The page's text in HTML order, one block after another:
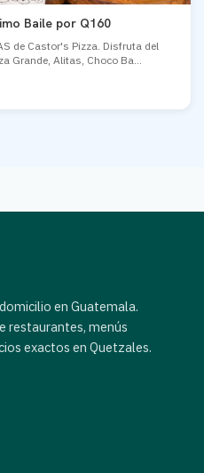
Baile por Q160
de Castor's Pizza. Disfruta del
Grande, Alitas, Choco Ba...
en Guatemala.
restaurantes, menús
exactos en Quetzales.